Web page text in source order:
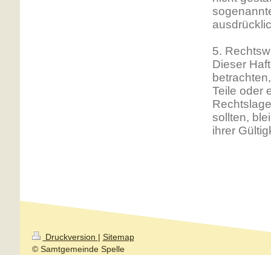
5.
Dieser
Teile oder
sollten,
ihrer
Druckversion | Sitemap
© Samtgemeinde Spelle